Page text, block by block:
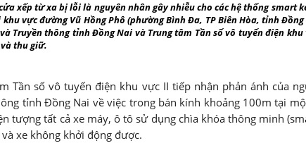
xếp từ xa bị lỗi là nguyên nhân gây nhiễu cho các hệ thống smart
vực đường Vũ Hồng Phô (phường Bình Đa, TP Biên Hòa, tỉnh
Truyền thông tỉnh Đồng Nai và Trung tâm Tần số vô tuyến điện khu
thu giữ.
Tần số vô tuyến điện khu vực II tiếp nhận phản ánh của
tỉnh Đồng Nai về việc trong bán kính khoảng 100m tại
tượng tất cả xe máy, ô tô sử dụng chìa khóa thông minh
xe không khởi động được.